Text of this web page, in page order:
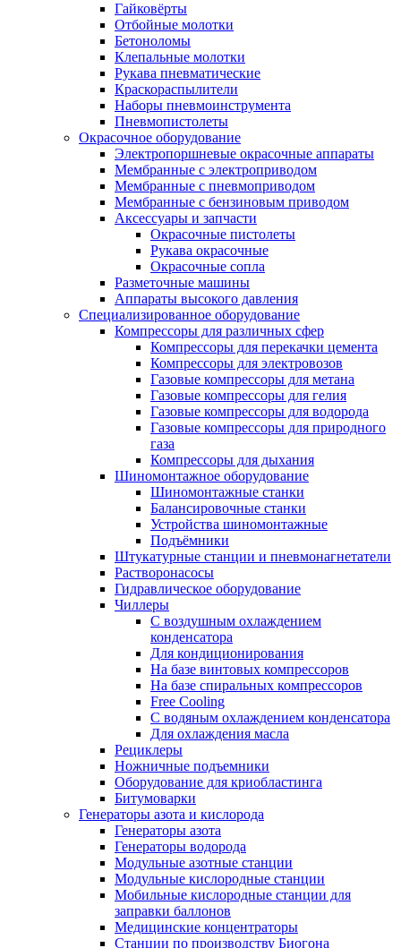
Гайковёрты
Отбойные молотки
Бетоноломы
Клепальные молотки
Рукава пневматические
Краскораспылители
Наборы пневмоинструмента
Пневмопистолеты
Окрасочное оборудование
Электропоршневые окрасочные аппараты
Мембранные с электроприводом
Мембранные с пневмоприводом
Мембранные с бензиновым приводом
Аксессуары и запчасти
Окрасочные пистолеты
Рукава окрасочные
Окрасочные сопла
Разметочные машины
Аппараты высокого давления
Специализированное оборудование
Компрессоры для различных сфер
Компрессоры для перекачки цемента
Компрессоры для электровозов
Газовые компрессоры для метана
Газовые компрессоры для гелия
Газовые компрессоры для водорода
Газовые компрессоры для природного
газа
Компрессоры для дыхания
Шиномонтажное оборудование
Шиномонтажные станки
Балансировочные станки
Устройства шиномонтажные
Подъёмники
Штукатурные станции и пневмонагнетатели
Растворонасосы
Гидравлическое оборудование
Чиллеры
С воздушным охлаждением
конденсатора
Для кондиционирования
На базе винтовых компрессоров
На базе спиральных компрессоров
Free Cooling
С водяным охлаждением конденсатора
Для охлаждения масла
Рециклеры
Ножничные подъемники
Оборудование для криобластинга
Битумоварки
Генераторы азота и кислорода
Генераторы азота
Генераторы водорода
Модульные азотные станции
Модульные кислородные станции
Мобильные кислородные станции для
заправки баллонов
Медицинские концентраторы
Станции по производству Биогона